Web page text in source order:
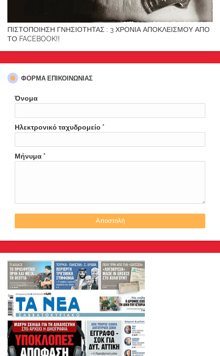
ΠΙΣΤΟΠΟΙΗΣΗ ΓΝΗΣΙΟΤΗΤΑΣ : 3 ΧΡΟΝΙΑ ΑΠΟΚΛΕΙΣΜΟΥ ΑΠΟ
ΤΟ FACEBOOK!!
ΦΌΡΜΑ ΕΠΙΚΟΙΝΩΝΊΑΣ
Όνομα
Ηλεκτρονικό ταχυδρομείο *
Μήνυμα *